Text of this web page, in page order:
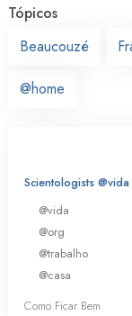
Tópicos
Beaucouzé
@home
Scientologists @vida
@vida
@org
@trabalho
@casa
Como Ficar Bem